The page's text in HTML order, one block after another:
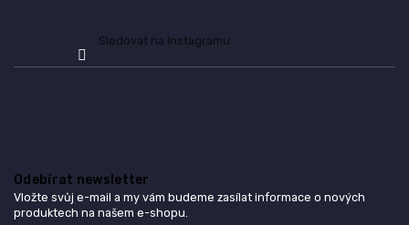
Sledovat na Instagramu
Odebírat newsletter
Vložte svůj e-mail a my vám budeme zasílat informace o nových
produktech na našem e-shopu.